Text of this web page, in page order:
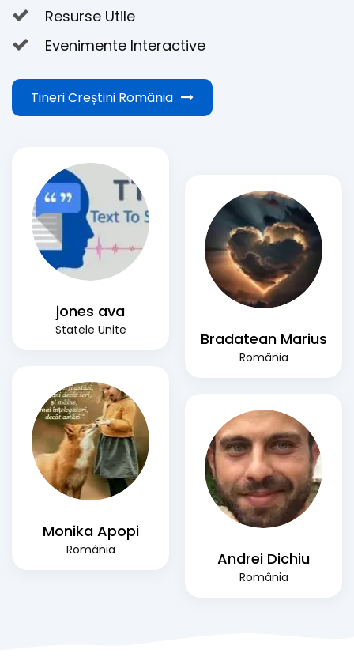
Resurse Utile
Evenimente Interactive
Tineri Creștini România
jones ava
Statele Unite Bradatean Marius
România
Monika Apopi
România Andrei Dichiu
România